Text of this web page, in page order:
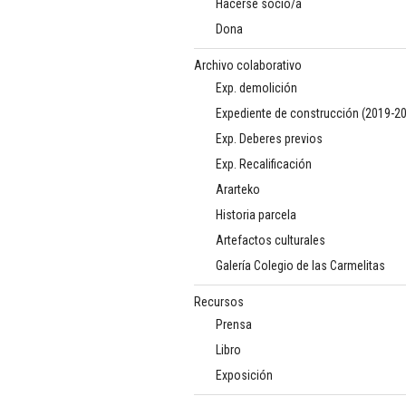
Hacerse socio/a
Dona
Archivo colaborativo
Exp. demolición
Expediente de construcción (2019-
Exp. Deberes previos
Exp. Recalificación
Ararteko
Historia parcela
Artefactos culturales
Galería Colegio de las Carmelitas
Recursos
Prensa
Libro
Exposición